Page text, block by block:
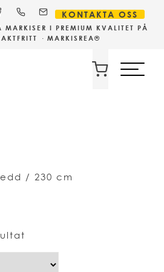
MARKISER I PREMIUM KVALITET PÅ
· MARKISREA®
KONTAKTA OSS
/ 230 cm